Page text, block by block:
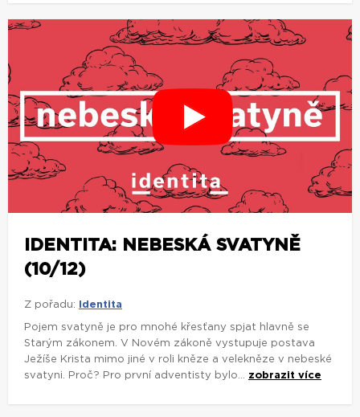
IDENTITA: NEBESKÁ SVATYNĚ
(10/12)
Z pořadu: Identita
Pojem svatyně je pro mnohé křesťany spjat hlavně se
Starým zákonem. V Novém zákoně vystupuje postava
Ježíše Krista mimo jiné v roli kněze a velekněze v nebeské
svatyni. Proč? Pro první adventisty bylo... zobrazit více